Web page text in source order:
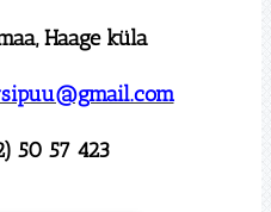
Haage küla
50 57 423